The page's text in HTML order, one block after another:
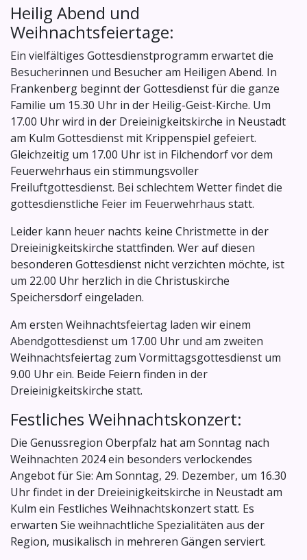
Heilig Abend und
Weihnachtsfeiertage:
Ein vielfältiges Gottesdienstprogramm erwartet die
Besucherinnen und Besucher am Heiligen Abend. In
Frankenberg beginnt der Gottesdienst für die ganze
Familie um 15.30 Uhr in der Heilig-Geist-Kirche. Um
17.00 Uhr wird in der Dreieinigkeitskirche in Neustadt
am Kulm Gottesdienst mit Krippenspiel gefeiert.
Gleichzeitig um 17.00 Uhr ist in Filchendorf vor dem
Feuerwehrhaus ein stimmungsvoller
Freiluftgottesdienst. Bei schlechtem Wetter findet die
gottesdienstliche Feier im Feuerwehrhaus statt.
Leider kann heuer nachts keine Christmette in der
Dreieinigkeitskirche stattfinden. Wer auf diesen
besonderen Gottesdienst nicht verzichten möchte, ist
um 22.00 Uhr herzlich in die Christuskirche
Speichersdorf eingeladen.
Am ersten Weihnachtsfeiertag laden wir einem
Abendgottesdienst um 17.00 Uhr und am zweiten
Weihnachtsfeiertag zum Vormittagsgottesdienst um
9.00 Uhr ein. Beide Feiern finden in der
Dreieinigkeitskirche statt.
Festliches Weihnachtskonzert:
Die Genussregion Oberpfalz hat am Sonntag nach
Weihnachten 2024 ein besonders verlockendes
Angebot für Sie: Am Sonntag, 29. Dezember, um 16.30
Uhr findet in der Dreieinigkeitskirche in Neustadt am
Kulm ein Festliches Weihnachtskonzert statt. Es
erwarten Sie weihnachtliche Spezialitäten aus der
Region, musikalisch in mehreren Gängen serviert.